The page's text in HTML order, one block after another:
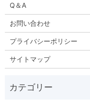
Q＆A
お問い合わせ
プライバシーポリシー
サイトマップ